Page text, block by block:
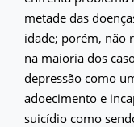
metade das
idade; porém, não
na maioria dos
depressão como
adoecimento e
suicídio como